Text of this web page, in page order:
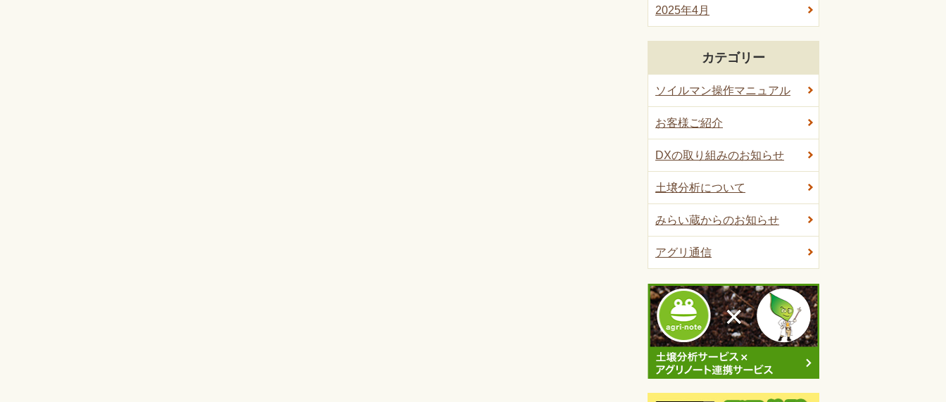
2025年4月
カテゴリー
ソイルマン操作マニュアル
お客様ご紹介
DXの取り組みのお知らせ
土壌分析について
みらい蔵からのお知らせ
アグリ通信